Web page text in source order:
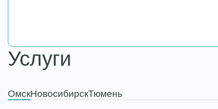
Услуги
ОмскНовосибирскТюмень